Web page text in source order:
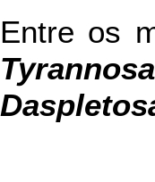
Entre os